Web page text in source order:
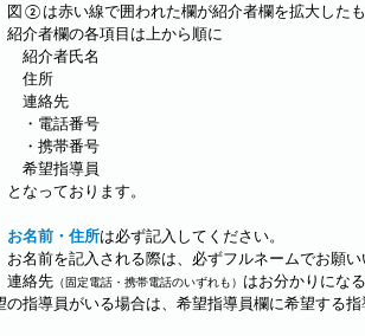
図②は赤い線で囲われた欄が紹介者欄を拡大したも
紹介者欄の各項目は上から順に
紹介者氏名
住所
連絡先
・電話番号
・携帯番号
希望指導員
となっております。
お名前・住所は必ず記入してください。
お名前を記入される際は、必ずフルネームでお願い
連絡先 （固定電話・携帯電話のいずれも） はお分かりにな
の指導員がいる場合は、希望指導員欄に希望する指